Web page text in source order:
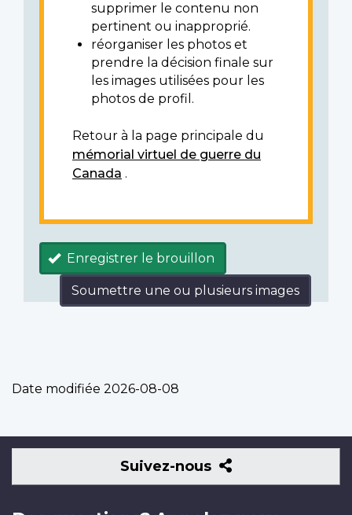
supprimer le contenu non
pertinent ou inapproprié.
réorganiser les photos et
prendre la décision finale sur
les images utilisées pour les
photos de profil.
Retour à la page principale du
mémorial virtuel de guerre du
Canada .
Enregistrer le brouillon
Soumettre une ou plusieurs images
Date modifiée 2026-08-08
Suivez-nous
Suivez-
nous